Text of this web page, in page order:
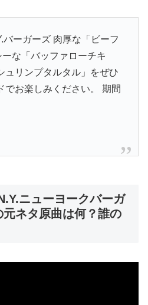
バーガーズ 肉厚な「ビーフ
な「バッファローチキ
ュリンプタルタル」をぜひ
でお楽しみください。 期間
ニューヨークバーガ
ネタ原曲は何？誰の